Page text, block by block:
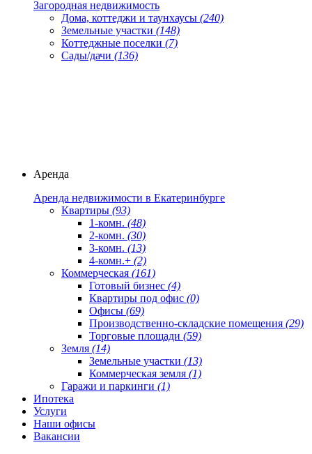
Загородная недвижимость
Дома, коттеджи и таунхаусы (240)
Земельные участки (148)
Коттеджные поселки (7)
Сады/дачи (136)
Аренда
Аренда недвижимости в Екатеринбурге
Квартиры (93)
1-комн. (48)
2-комн. (30)
3-комн. (13)
4-комн.+ (2)
Коммерческая (161)
Готовый бизнес (4)
Квартиры под офис (0)
Офисы (69)
Производственно-складские помещения (29)
Торговые площади (59)
Земля (14)
Земельные участки (13)
Коммерческая земля (1)
Гаражи и паркинги (1)
Ипотека
Услуги
Наши офисы
Вакансии